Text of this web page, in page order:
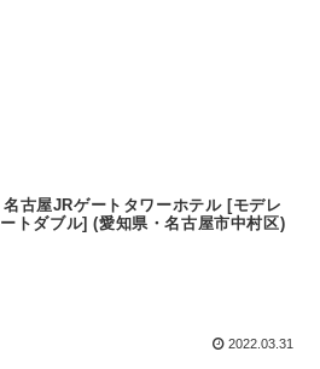
名古屋JRゲートタワーホテル [モデレ
ートダブル] (愛知県・名古屋市中村区)
2022.03.31